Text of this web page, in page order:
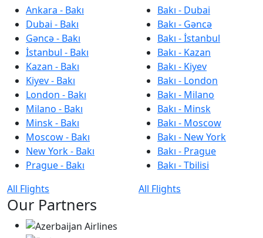
Ankara - Bakı
Dubai - Bakı
Gəncə - Bakı
İstanbul - Bakı
Kazan - Bakı
Kiyev - Bakı
London - Bakı
Milano - Bakı
Minsk - Bakı
Moscow - Bakı
New York - Bakı
Prague - Bakı
All Flights
Bakı - Dubai
Bakı - Gəncə
Bakı - İstanbul
Bakı - Kazan
Bakı - Kiyev
Bakı - London
Bakı - Milano
Bakı - Minsk
Bakı - Moscow
Bakı - New York
Bakı - Prague
Bakı - Tbilisi
All Flights
Our Partners